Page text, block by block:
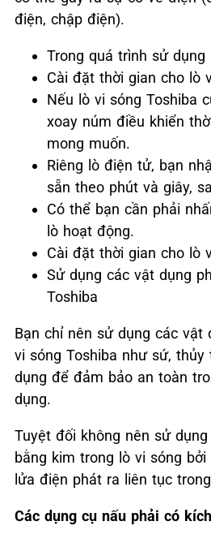
điện, chập điện).
Trong quá trình sử dụng
Cài đặt thời gian cho lò
Nếu lò vi sóng Toshiba
xoay núm điều khiển
mong muốn.
Riêng lò điện tử, bạn
sẵn theo phút và giây,
Có thể bạn cần phải
lò hoạt động.
Cài đặt thời gian cho lò
Sử dụng các vật dụng
Toshiba
Bạn chỉ nên sử dụng các vật
vi sóng Toshiba như sứ, thủy
dụng để đảm bảo an toàn
dụng.
Tuyệt đối không nên sử
bằng kim trong lò vi sóng
lửa điện phát ra liên tục
Các dụng cụ nấu phải có